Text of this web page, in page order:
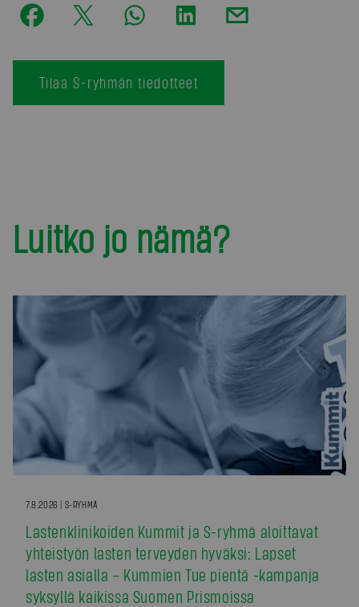
Tilaa S-ryhmän tiedotteet
Luitko jo nämä?
7.8.2026 | S-RYHMÄ
Lastenklinikoiden Kummit ja S-ryhmä aloittavat
yhteistyön lasten terveyden hyväksi: Lapset
lasten asialla – Kummien Tue pientä -kampanja
syksyllä kaikissa Suomen Prismoissa